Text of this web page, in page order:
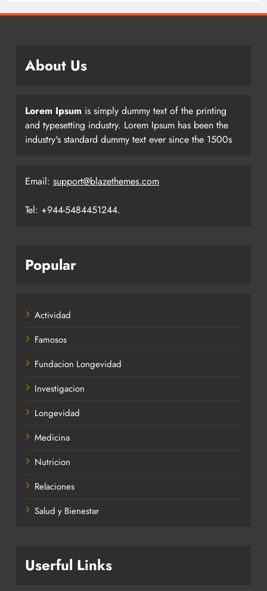
About Us
Lorem Ipsum is simply dummy text of the printing
and typesetting industry. Lorem Ipsum has been the
industry's standard dummy text ever since the 1500s
Email: support@blazethemes.com
Tel: +944-5484451244.
Popular
Actividad
Famosos
Fundacion Longevidad
Investigacion
Longevidad
Medicina
Nutricion
Relaciones
Salud y Bienestar
Userful Links